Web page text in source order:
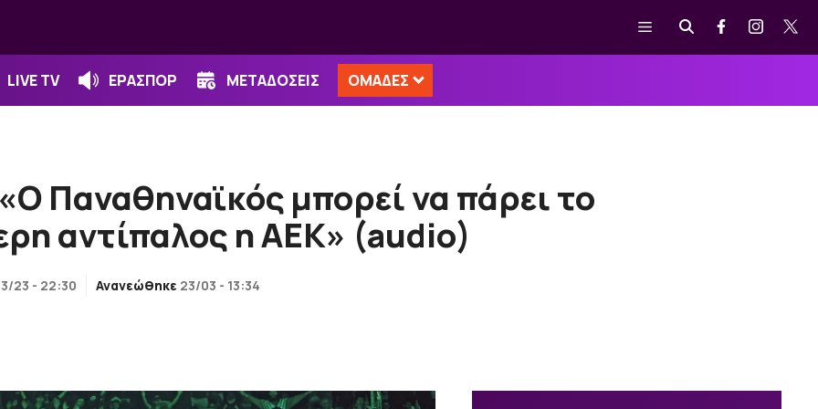
Μενού
LIVE TV ΕΡΑΣΠΟΡ ΜΕΤΑΔΟΣΕΙΣ ΟΜΑΔΕΣ
Παναθηναϊκός μπορεί να πάρει το
αντίπαλος η ΑΕΚ» (audio)
23 - 22:30 Ανανεώθηκε 23/03 - 13:34